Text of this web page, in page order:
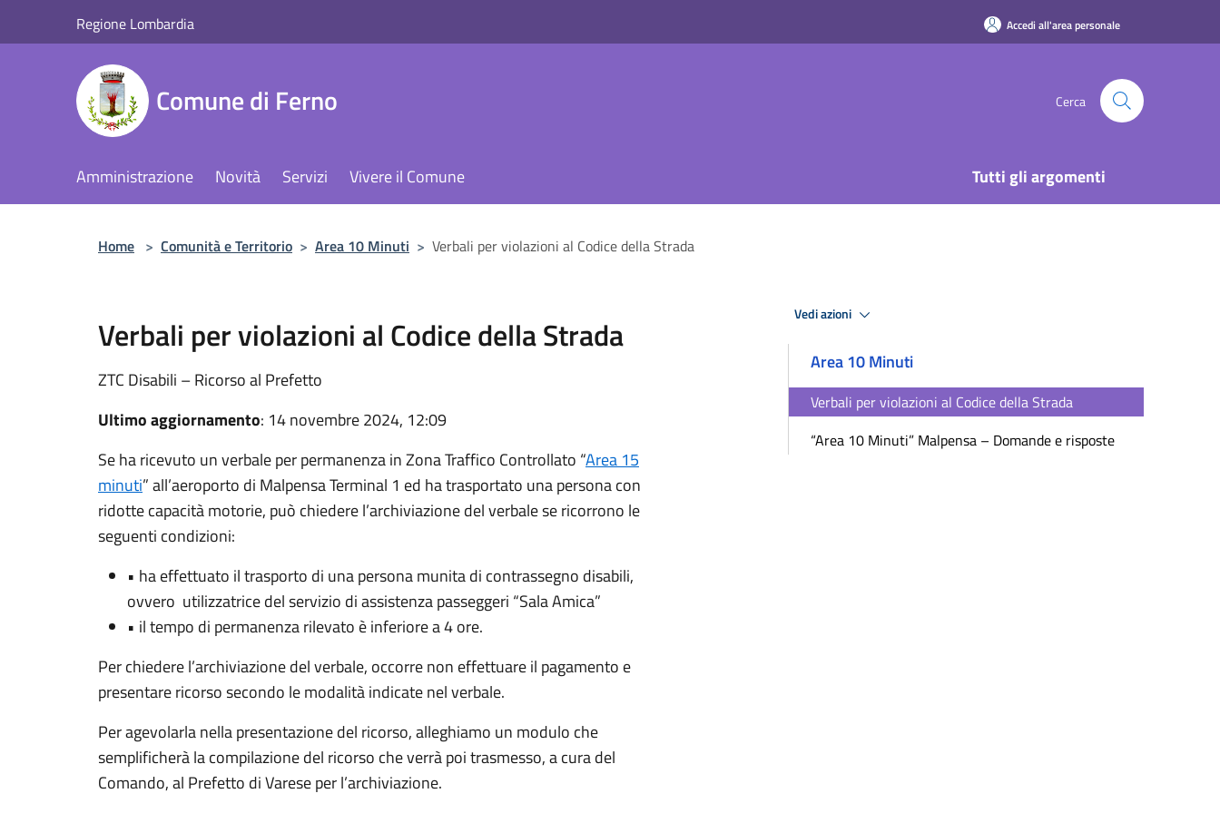
Regione Lombardia Accedi all'area personale
Comune di Ferno Cerca
Amministrazione Novità Servizi Vivere il Comune Tutti gli argomenti
Home > Comunità e Territorio > Area 10 Minuti > Verbali per violazioni al Codice della Strada
Verbali per violazioni al Codice della Strada
ZTC Disabili – Ricorso al Prefetto
Ultimo aggiornamento: 14 novembre 2024, 12:09
Se ha ricevuto un verbale per permanenza in Zona Traffico Controllato “Area 15
minuti” all’aeroporto di Malpensa Terminal 1 ed ha trasportato una persona con
ridotte capacità motorie, può chiedere l’archiviazione del verbale se ricorrono le
seguenti condizioni:
• ha effettuato il trasporto di una persona munita di contrassegno disabili,
ovvero utilizzatrice del servizio di assistenza passeggeri “Sala Amica”
• il tempo di permanenza rilevato è inferiore a 4 ore.
Per chiedere l’archiviazione del verbale, occorre non effettuare il pagamento e
presentare ricorso secondo le modalità indicate nel verbale.
Per agevolarla nella presentazione del ricorso, alleghiamo un modulo che
semplificherà la compilazione del ricorso che verrà poi trasmesso, a cura del
Comando, al Prefetto di Varese per l’archiviazione.
Vedi azioni
Area 10 Minuti
Verbali per violazioni al Codice della Strada
“Area 10 Minuti” Malpensa – Domande e risposte